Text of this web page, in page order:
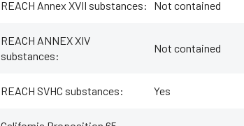
REACH Annex XVII substances: Not contained
REACH ANNEX XIV
substances:
Not contained
REACH SVHC substances: Yes